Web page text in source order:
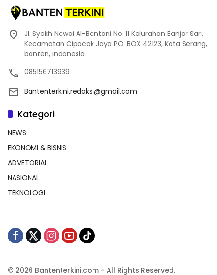
Jl. Syekh Nawai Al-Bantani No. 11 Kelurahan Banjar Sari,
Kecamatan Cipocok Jaya PO. BOX 42123, Kota Serang,
banten, Indonesia
085156713939
Bantenterkini.redaksi@gmail.com
Kategori
NEWS
EKONOMI & BISNIS
ADVETORIAL
NASIONAL
TEKNOLOGI
© 2026 Bantenterkini.com - All Rights Reserved.